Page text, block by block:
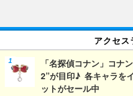
アクセス
「名探偵コナン」コナ
2”が目印♪ 各キャラを
ットがセール中